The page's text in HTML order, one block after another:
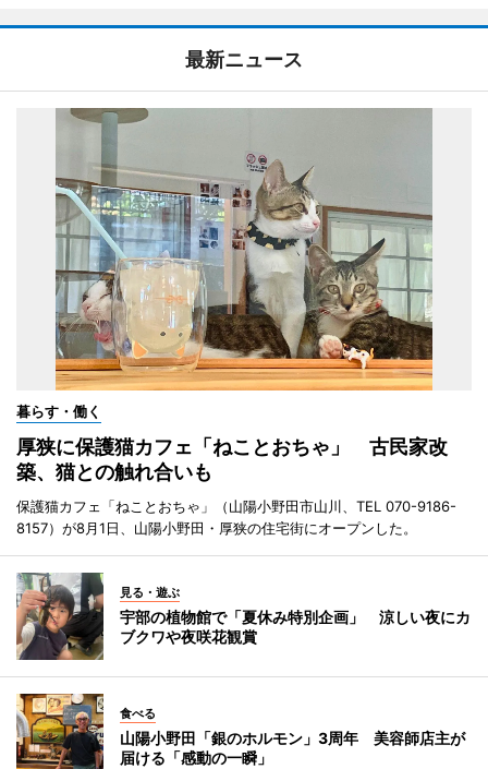
最新ニュース
暮らす・働く
厚狭に保護猫カフェ「ねことおちゃ」 古民家改
築、猫との触れ合いも
保護猫カフェ「ねことおちゃ」（山陽小野田市山川、TEL 070-9186-
8157）が8月1日、山陽小野田・厚狭の住宅街にオープンした。
見る・遊ぶ
宇部の植物館で「夏休み特別企画」 涼しい夜にカ
ブクワや夜咲花観賞
食べる
山陽小野田「銀のホルモン」3周年 美容師店主が
届ける「感動の一瞬」